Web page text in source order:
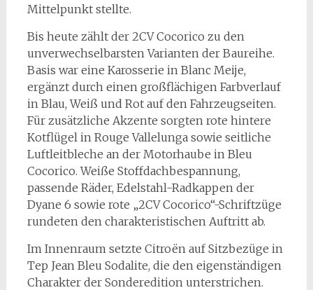
Mittelpunkt stellte.
Bis heute zählt der 2CV Cocorico zu den
unverwechselbarsten Varianten der Baureihe.
Basis war eine Karosserie in Blanc Meije,
ergänzt durch einen großflächigen Farbverlauf
in Blau, Weiß und Rot auf den Fahrzeugseiten.
Für zusätzliche Akzente sorgten rote hintere
Kotflügel in Rouge Vallelunga sowie seitliche
Luftleitbleche an der Motorhaube in Bleu
Cocorico. Weiße Stoffdachbespannung,
passende Räder, Edelstahl-Radkappen der
Dyane 6 sowie rote „2CV Cocorico“-Schriftzüge
rundeten den charakteristischen Auftritt ab.
Im Innenraum setzte Citroën auf Sitzbezüge in
Tep Jean Bleu Sodalite, die den eigenständigen
Charakter der Sonderedition unterstrichen.